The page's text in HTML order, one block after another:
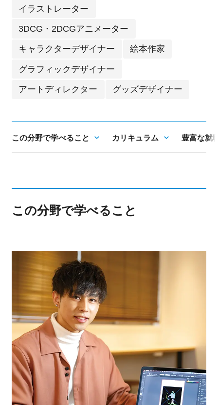
イラストレーター
3DCG・2DCGアニメーター
キャラクターデザイナー 絵本作家
グラフィックデザイナー
アートディレクター グッズデザイナー
この分野で学べること カリキュラム 豊富な就
この分野で学べること